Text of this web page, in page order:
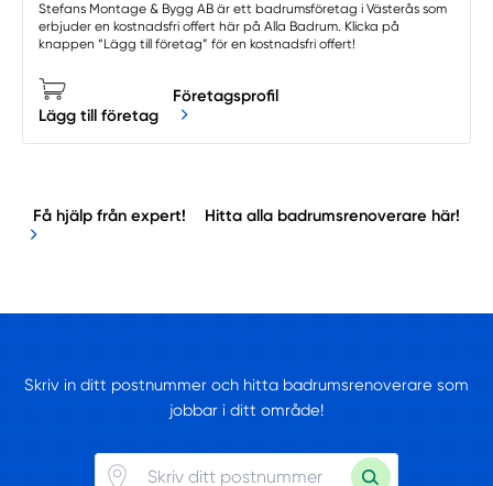
Stefans Montage & Bygg AB är ett badrumsföretag i Västerås som
erbjuder en kostnadsfri offert här på Alla Badrum. Klicka på
knappen “Lägg till företag” för en kostnadsfri offert!
Lägg till företag
Företagsprofil
Få hjälp från expert! Hitta alla badrumsrenoverare här!
Skriv in ditt postnummer och hitta badrumsrenoverare som
jobbar i ditt område!